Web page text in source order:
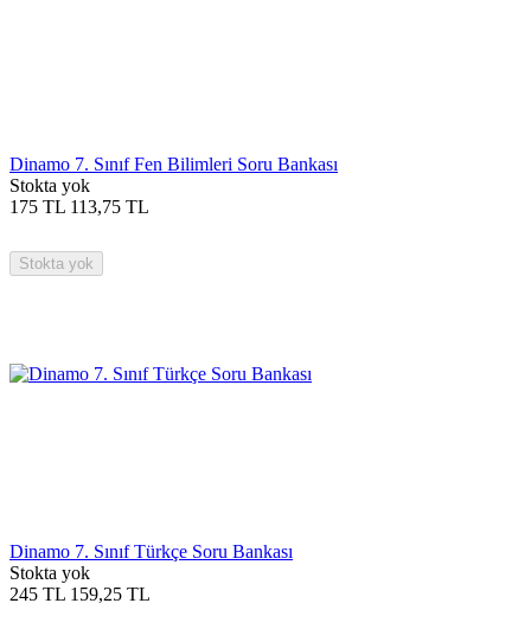
Dinamo 7. Sınıf Fen Bilimleri Soru Bankası
Stokta yok
175 TL 113,75 TL
Stokta yok
Dinamo 7. Sınıf Türkçe Soru Bankası
Stokta yok
245 TL 159,25 TL